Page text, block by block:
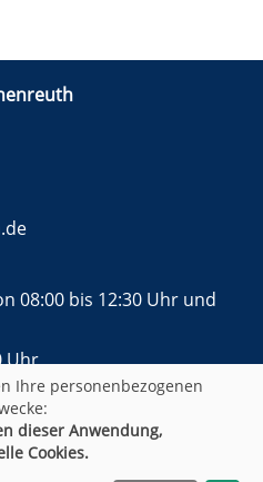
08:00 bis 12:30 Uhr und
Uhr
Facebook
Instagram
Widerrufsformular
Ihre personenbezogenen
dieser Anwendung,
Cookies.